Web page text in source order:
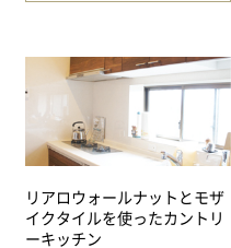
リアロウォールナットとモザ
イクタイルを使ったカントリ
ーキッチン